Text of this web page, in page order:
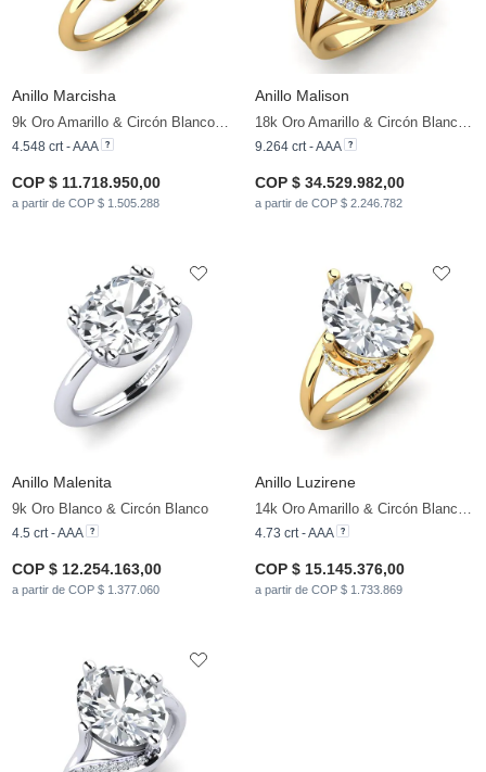
Anillo Marcisha
9k Oro Amarillo & Circón Blanco & Circonita
4.548 crt - AAA
COP $ 11.718.950,00
a partir de COP $ 1.505.288
Anillo Malison
18k Oro Amarillo & Circón Blanco & Diamante
9.264 crt - AAA
COP $ 34.529.982,00
a partir de COP $ 2.246.782
Anillo Malenita
9k Oro Blanco & Circón Blanco
4.5 crt - AAA
COP $ 12.254.163,00
a partir de COP $ 1.377.060
Anillo Luzirene
14k Oro Amarillo & Circón Blanco & Diamante
4.73 crt - AAA
COP $ 15.145.376,00
a partir de COP $ 1.733.869